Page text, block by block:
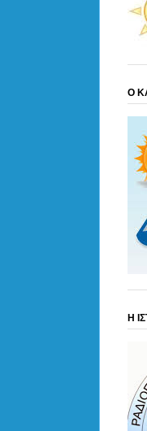
Ο
Η